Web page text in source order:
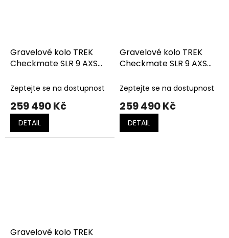
Gravelové kolo TREK
Checkmate SLR 9 AXS
Grey Pearl
Zeptejte se na dostupnost
259 490 Kč
DETAIL
Gravelové kolo TREK
Checkmate SLR 9 AXS
Deep Smoke
Zeptejte se na dostupnost
259 490 Kč
DETAIL
Gravelové kolo TREK